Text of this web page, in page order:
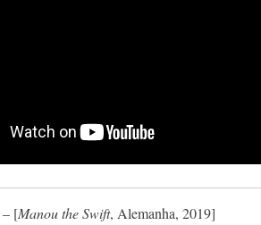
– [Manou the Swift, Alemanha, 2019]